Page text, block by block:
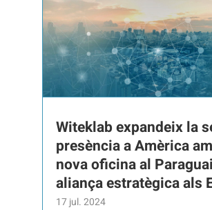
Witeklab expandeix la
presència a Amèrica
nova oficina al
aliança estratègica als
17 jul. 2024